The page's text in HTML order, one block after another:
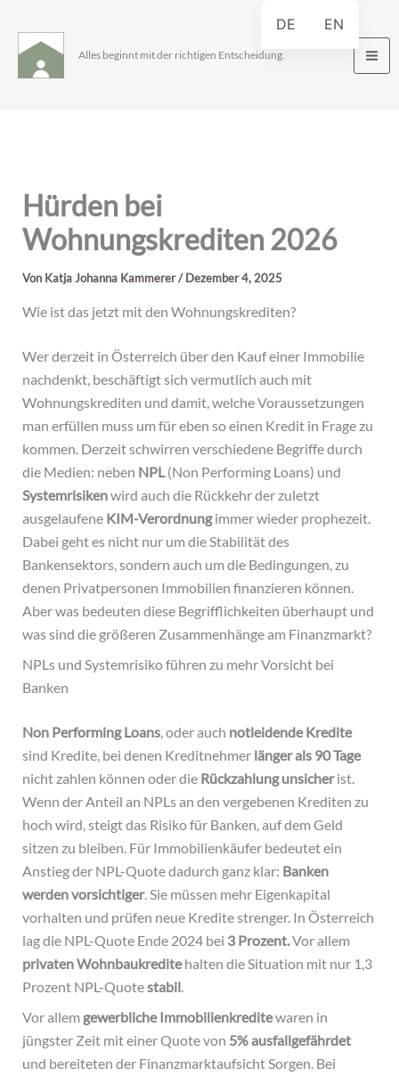
Inhalt
springen
Alles beginnt mit der richtigen Entscheidung.
Hürden bei
Wohnungskrediten 2026
Von Katja Johanna Kammerer/Dezember 4, 2025
Wie ist das jetzt mit den Wohnungskrediten?
Wer derzeit in Österreich über den Kauf einer Immobilie
nachdenkt, beschäftigt sich vermutlich auch mit
Wohnungskrediten und damit, welche Voraussetzungen
man erfüllen muss um für eben so einen Kredit in Frage zu
kommen. Derzeit schwirren verschiedene Begriffe durch
die Medien: neben NPL(Non Performing Loans) und
Systemrisikenwird auch die Rückkehr der zuletzt
ausgelaufene KIM-Verordnungimmer wieder prophezeit.
Dabei geht es nicht nur um die Stabilität des
Bankensektors, sondern auch um die Bedingungen, zu
denen Privatpersonen Immobilien finanzieren können.
Aber was bedeuten diese Begrifflichkeiten überhaupt und
was sind die größeren Zusammenhänge am Finanzmarkt?
NPLs und Systemrisiko führen zu mehr Vorsicht bei
Banken
Non Performing Loans, oder auch notleidende Kredite
sind Kredite, bei denen Kreditnehmer länger als 90 Tage
nicht zahlen können oder die Rückzahlung unsicherist.
Wenn der Anteil an NPLs an den vergebenen Krediten zu
hoch wird, steigt das Risiko für Banken, auf dem Geld
sitzen zu bleiben. Für Immobilienkäufer bedeutet ein
Anstieg der NPL-Quote dadurch ganz klar: Banken
werden vorsichtiger. Sie müssen mehr Eigenkapital
vorhalten und prüfen neue Kredite strenger. In Österreich
lag die NPL-Quote Ende 2024 bei 3 Prozent.Vor allem
privaten Wohnbaukreditehalten die Situation mit nur 1,3
Prozent NPL-Quotestabil.
Vor allem gewerbliche Immobilienkreditewaren in
jüngster Zeit mit einer Quote von 5% ausfallgefährdet
und bereiteten der Finanzmarktaufsicht Sorgen. Bei
DE EN